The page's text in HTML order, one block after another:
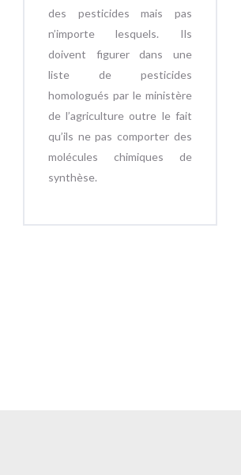
des pesticides mais pas
n’importe lesquels. Ils
doivent figurer dans une
liste de pesticides
homologués par le ministère
de l’agriculture outre le fait
qu’ils ne pas comporter des
molécules chimiques de
synthèse.